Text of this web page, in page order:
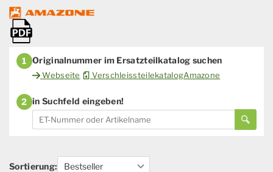
1 Originalnummer im Ersatzteilkatalog suchen
Webseite VerschleissteilekatalogAmazone
2 in Suchfeld eingeben!
Sortierung: